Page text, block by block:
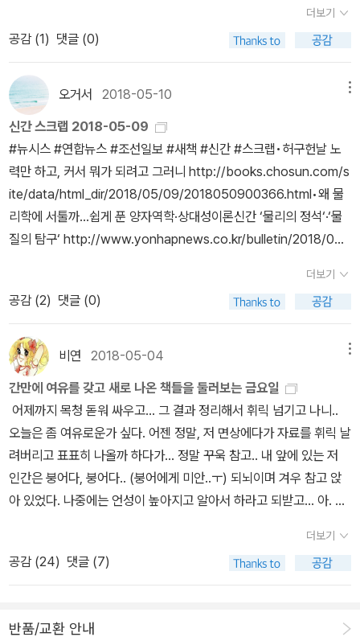
도 알았을 것이다. 어린 가쿠는 아인슈타인이 말년에 모든 것을 쏟아
부었지만 완성하지 못했던 ‘통일장 이론’을 자신이 완성하겠다는 결
심을 했다고 한다. 만물의 이치를 설명할 수 있는 통일장 이론은 결국
우주에 존재하는 모든 힘(중력, 전자기력, 약한 핵력, 강한 핵력)을 하
나로 통일하는 작업이다. 이런 맥락에서 저자는 물리학에서 우주의
시작과 끝을 설명할 수 있는 ‘하나’의 방정식을 찾는 사람들의 이야기
를 흥미롭게 들려준다. 이처럼 큰 뜻을 세웠던 어린 과학자는 훗날
‘끈이론’이라는 분야를 일구어낸 인물이 되었다. 국내에 소개된 과학
자들 중에 (내가 현재까지 이해한 바에 따르면) 끈이론의 선구자 혹은
지지자 계보에는 미치오 가쿠와 레너드 서스킨드(《블랙홀 전쟁》, 《우
주의 풍경》, 《물리의 정석》 등 저술), 그리고 브라이언 그린(《엔드 오
브 타임》, 《엘리건트 유니버스》,《우주의 구조》 등 저술)이 포함된다.
카를로 로벨리(《모든 순간의 물리학》, 《시간은 흐르지 않는다》, 《보
이는 세상은 실재가 아니다》등 저술)가 있다. 이들은 모두 우주 혹은
존재의 근본 원리를 설명하고, 그 시작과 끝을 설명하고자 시도한다.
물론 지나친 일반화가 되겠지만, 이 구도만 보면 우주의 시작과 끝을
설명할 수 있는 이론에 미국 학계와 유럽 학계의 경쟁구도가 이루어
져 있는 모양새다. 저자가 소개하는 바에 따르면, 인간의 먼 조상은
이미 우주의 시작과 끝에 대한 상상을 펼쳐보곤 했다. 고대 이집트인
들은 우주가 나일강에 떠 있는 ‘우주 알(cosmic egg)’에서 시작되었
다고 믿었다. 어쩌면 이런 믿음이 인도뿐만 아니라 우리나라에도 전
새끼를 낳는 사례보다, 알에서 생명이 나올 때 감각되는 탄생의 장면
이 더욱 극적이고 생생하기 때문이 아닐까 싶다. 현대에 이르면 우주
의 시작은 ‘빅뱅’으로 설명된다. 과학자들은 그 원인을 ‘무에서 일어난
확정성원리에 따라 에너지가 0인 상태는 애초에 존재할 수 없다. 우
이들 방정식은 에너지가 보존된다는 전제 아래에서 고전역학과 양자
역학의 연결고리가 되는데, 이를 보기 전 에너지 보존에 대해 살펴보
은 보존된다고들 배운다. 하지만 그 모두를 입자의 운동으로 환원하
면 고전물리학에는 오직 두 형태의 에너지, 즉 운동 에너지와 퍼텐셜
에너지만 존재한다. 에너지 보존을 유도하는 최성의 방법은 형식적인
수학 원리로 바로 뛰어드는 것이다.(p149) <물리의 정석 : 고전역학
편> 中 입자의 위치에 의해 결정되는 함수인, 시간의 영향을 받지
않는 힘 F=F(r)을 먼저 살펴보자. 그중에는 보존력이라고 하는 특별
한 종류의 힘이 있다. 보존력의 중요성은 에너지 E라고 하는 보존되
는 양의 존재에 있다. E(에너지)= T(운동에너지)+V(퍼텐셜에너지)
나타내는 조화 진동자가 있다. 조화 진동자는 모든 이론 물리학에서
단연코 가장 중요한 체계이다. 퍼텐셜 에너지 V에 의해 서술되는 어
떠한 체계에서도, V는 안정된 평형인 점들에서 극소이다.(p606) <
프린스턴 응용수학 안내서 1> 中 정리하면, 에너지는 운동에너지와
퍼텐셜 에너지로 구분할 수 있는데, 조화 진동자는 에너지 보존을 잘
나타내는 개념이며 우리는 조화 진동자를 통해 퍼텐셜 에너지는 안정
된 평형의 점들에서 극소이며, 입자는 그 평형인 점에 계속 머무른다
는 의미를 발견하게 된다. 나아가, 뇌터 정리에 의해 대칭성과 보존법
칙은 연결되면서, 에너지 보존은 전하량 보존으로까지 확대된다. 회
전에 대한 불변을 의미하는 공간의 등방성이 각운동량의 보존을 준다
는 것도 보일 수 있다. 사실 적절하게 일반화하면, 자연계의 모든 보존
법칙은 뇌터 정리(Noether's theorem)를 통하여 대칭성과 관련 있
의 보존을 포함한다.(p615) <프린스턴 응용수학 안내서 1> 中 재수
적 선택 http://news.donga.com/3/all/20180512/90041324/
1‪•국가가 사라진 자리 파고든 ‘홀로코스트의 비극’ http://news.do
nga.com/3/all/20180512/90041282/1‪•에디슨은 왜 남들이 잠
잘 시간에 밥을 먹었을까 http://news.donga.com/3/all/201805
12/90041290/1‪•놀 줄 아는 日 소설가 “취미, 어디까지 해봤니” ht
tp://news.donga.com/3/all/20180512/90041286/1•‪[150자
맛보기]물리의 정석―양자역학 편 外 http://news.donga.com/
3/all/20180512/90041329/1‬•‪[새로 나왔어요]서울 촌놈, 제주에
서 자리 잡기 外 http://news.donga.com/3/all/20180512/900
41309/1‬•‪[밑줄 긋기]나는 아직도 스님이 되고 싶다 http://news.d
onga.com/3/all/20180512/90041269/1.
더보기
공감 (1) 댓글 (0)
오거서 2018-05-10
신간 스크랩 2018-05-09
#뉴시스 #연합뉴스 #조선일보 #새책 #신간 #스크랩‪•허구헌날 노
력만 하고, 커서 뭐가 되려고 그러니 http://books.chosun.com/s
ite/data/html_dir/2018/05/09/2018050900366.html•왜 물
리학에 서툴까…쉽게 푼 양자역학·상대성이론신간 ‘물리의 정석‘·‘물
질의 탐구‘ http://www.yonhapnews.co.kr/bulletin/2018/05/
학가 권정생의 처절하고 아름다운 삶 ‘아름다운 사람 권정생‘ 출간htt
p://www.yonhapnews.co.kr/bulletin/2018/05/09/020000
0000AKR20180509125500005.HTML•장강명 ˝간판따라 신
분 나뉘는 사회, 정상인가요?˝ 르포 ‘당선, 합격, 계급‘ 출간 http://w
ww.yonhapnews.co.kr/bulletin/2018/05/09/0200000000
AKR20180509157200005.HTML•˝화엄경 한번 읽어보는 게
소원이라는 사람들 많아˝http://www.yonhapnews.co.kr/bulleti
n/2018/05/09/0200000000AKR20180509164100005.H
TML‪•쇼스타코비치 ‘죽은자들의 도시를 위한 교향곡‘ http://www.
newsis.com/view?id=NISX20180509_0000303033‬.
더보기
공감 (2) 댓글 (0)
비연 2018-05-04
간만에 여유를 갖고 새로 나온 책들을 둘러보는 금요일
어제까지 목청 돋워 싸우고... 그 결과 정리해서 휘릭 넘기고 나니..
오늘은 좀 여유로운가 싶다. 어젠 정말, 저 면상에다가 자료를 휘릭 날
려버리고 표표히 나올까 하다가... 정말 꾸욱 참고.. 내 앞에 있는 저
인간은 붕어다, 붕어다.. (붕어에게 미안..ㅜ) 되뇌이며 겨우 참고 앉
아 있었다. 나중에는 언성이 높아지고 알아서 하라고 되받고... 아. 흉
(이건 회의가 아니라 고문인 거지) 그 붕어같은 면상을 쳐다보는 것도
싫고. 이쯤되면 저 사람과 내가 같이 과제를 할 수 있을까 의심스러워
지는 대목이 아닐 수 없는데... ㅜㅜ 업무적으로도 맘에 안 들지만, 인
내가 싫어하는 면 중의 하나는, 해외 출장 나가서의 양태이다. 호텔에
더보기
공감 (24) 댓글 (7)
반품/교환 안내